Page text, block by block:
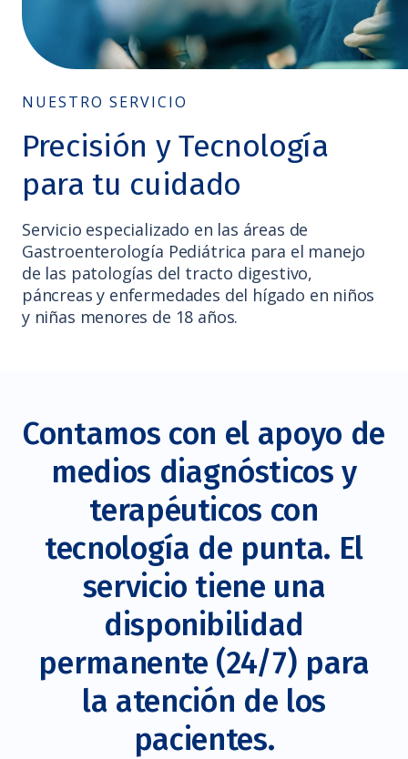
NUESTRO SERVICIO
Precisión y Tecnología
para tu cuidado
Servicio especializado en las áreas de
Gastroenterología Pediátrica para el manejo
de las patologías del tracto digestivo,
páncreas y enfermedades del hígado en niños
y niñas menores de 18 años.
Contamos con el apoyo de
medios diagnósticos y
terapéuticos con
tecnología de punta. El
servicio tiene una
disponibilidad
permanente (24/7) para
la atención de los
pacientes.